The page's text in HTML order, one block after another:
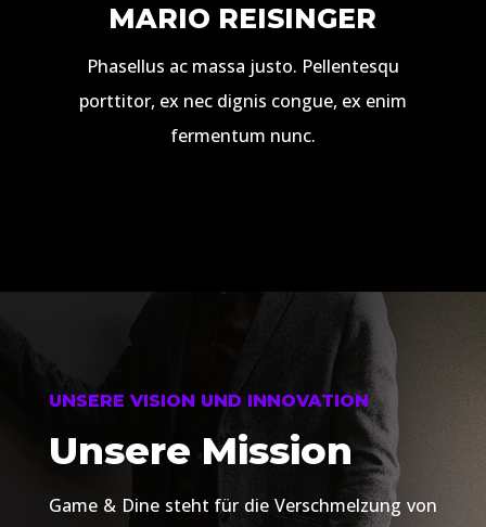
MARIO REISINGER
Phasellus ac massa justo. Pellentesqu
porttitor, ex nec dignis congue, ex enim
fermentum nunc.
UNSERE VISION UND INNOVATION
Unsere Mission
Game & Dine steht für die Verschmelzung von